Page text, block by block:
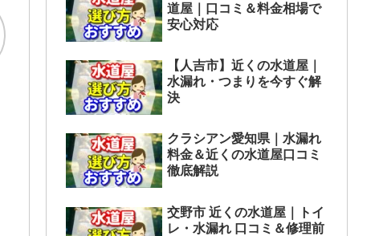
道屋｜口コミ＆料金相場で
安心対応
【人吉市】近くの水道屋｜
水漏れ・つまりを今すぐ解
決
クラシアン愛知県｜水漏れ
料金＆近くの水道屋口コミ
徹底解説
交野市 近くの水道屋｜トイ
レ・水漏れ 口コミ＆修理前